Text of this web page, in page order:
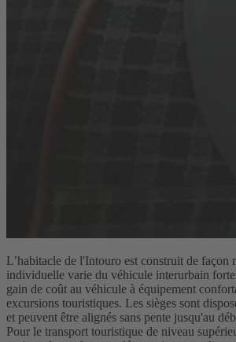
L’habitacle de l'Intouro est construit de façon
individuelle varie du véhicule interurbain
gain de coût au véhicule à équipement
excursions touristiques. Les sièges sont
et peuvent être alignés sans pente jusqu'au
Pour le transport touristique de niveau